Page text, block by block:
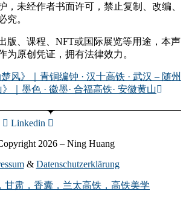
，未经作者书面许可，禁止复制、改编、
究。
版、课程、NFT或国际展览等用途，本声
为原创凭证，拥有法律效力。
风》｜青铜编钟 · 汉十高铁 · 武汉 – 随州
｜墨色 · 徽墨· 合福高铁· 安徽黄山
Linkedin
2026 – Ning Huang
& Datenschutzerklärung
甘肃，香囊，兰太高铁，高铁美学